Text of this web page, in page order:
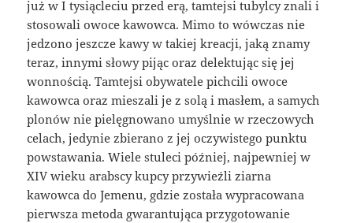
już w I tysiącleciu przed erą, tamtejsi tubylcy znali i
stosowali owoce kawowca. Mimo to wówczas nie
jedzono jeszcze kawy w takiej kreacji, jaką znamy
teraz, innymi słowy pijąc oraz delektując się jej
wonnością. Tamtejsi obywatele pichcili owoce
kawowca oraz mieszali je z solą i masłem, a samych
plonów nie pielęgnowano umyślnie w rzeczowych
celach, jedynie zbierano z jej oczywistego punktu
powstawania. Wiele stuleci później, najpewniej w
XIV wieku arabscy kupcy przywieźli ziarna
kawowca do Jemenu, gdzie została wypracowana
pierwsza metoda gwarantująca przygotowanie